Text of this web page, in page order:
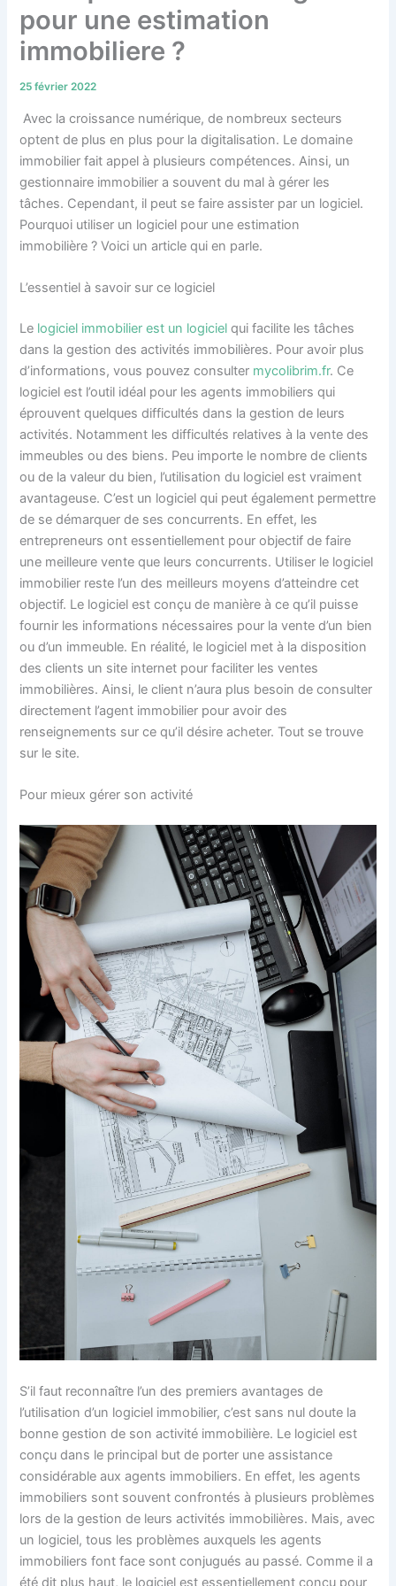
pour une estimation
immobiliere ?
25 février 2022
Avec la croissance numérique, de nombreux secteurs
optent de plus en plus pour la digitalisation. Le domaine
immobilier fait appel à plusieurs compétences. Ainsi, un
gestionnaire immobilier a souvent du mal à gérer les
tâches. Cependant, il peut se faire assister par un logiciel.
Pourquoi utiliser un logiciel pour une estimation
immobilière ? Voici un article qui en parle.
L’essentiel à savoir sur ce logiciel
Le logiciel immobilier est un logiciel qui facilite les tâches
dans la gestion des activités immobilières. Pour avoir plus
d’informations, vous pouvez consulter mycolibrim.fr. Ce
logiciel est l’outil idéal pour les agents immobiliers qui
éprouvent quelques difficultés dans la gestion de leurs
activités. Notamment les difficultés relatives à la vente des
immeubles ou des biens. Peu importe le nombre de clients
ou de la valeur du bien, l’utilisation du logiciel est vraiment
avantageuse. C’est un logiciel qui peut également permettre
de se démarquer de ses concurrents. En effet, les
entrepreneurs ont essentiellement pour objectif de faire
une meilleure vente que leurs concurrents. Utiliser le logiciel
immobilier reste l’un des meilleurs moyens d’atteindre cet
objectif. Le logiciel est conçu de manière à ce qu’il puisse
fournir les informations nécessaires pour la vente d’un bien
ou d’un immeuble. En réalité, le logiciel met à la disposition
des clients un site internet pour faciliter les ventes
immobilières. Ainsi, le client n’aura plus besoin de consulter
directement l’agent immobilier pour avoir des
renseignements sur ce qu’il désire acheter. Tout se trouve
sur le site.
Pour mieux gérer son activité
S’il faut reconnaître l’un des premiers avantages de
l’utilisation d’un logiciel immobilier, c’est sans nul doute la
bonne gestion de son activité immobilière. Le logiciel est
conçu dans le principal but de porter une assistance
considérable aux agents immobiliers. En effet, les agents
immobiliers sont souvent confrontés à plusieurs problèmes
lors de la gestion de leurs activités immobilières. Mais, avec
un logiciel, tous les problèmes auxquels les agents
immobiliers font face sont conjugués au passé. Comme il a
été dit plus haut, le logiciel est essentiellement conçu pour